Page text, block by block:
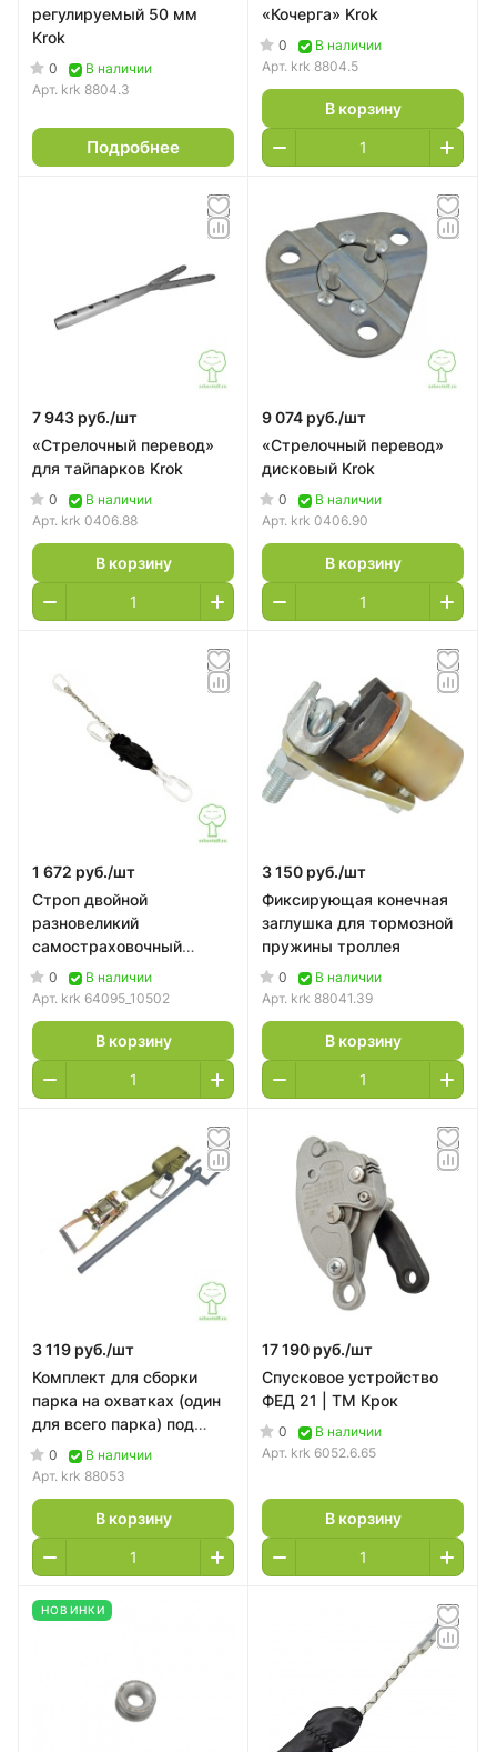
регулируемый 50 мм
Krok
0
В наличии
Арт. krk 8804.3
Подробнее
«Кочерга» Krok
0
В наличии
Арт. krk 8804.5
В корзину
7 943 руб./шт
«Стрелочный перевод»
для тайпарков Krok
0
В наличии
Арт. krk 0406.88
В корзину
9 074 руб./шт
«Стрелочный перевод»
дисковый Krok
0
В наличии
Арт. krk 0406.90
В корзину
1 672 руб./шт
Строп двойной
разновеликий
самостраховочный
верёвочный (длиной
500мм и с
многоразовым
амортизатором «Лайф-
Дубль10») Krok
0
В наличии
Арт. krk 64095_10502
В корзину
3 150 руб./шт
Фиксирующая конечная
заглушка для тормозной
пружины троллея
0
В наличии
Арт. krk 88041.39
В корзину
3 119 руб./шт
Комплект для сборки
парка на охватках (один
для всего парка) под
ленту 35 мм Krok
0
В наличии
Арт. krk 88053
В корзину
17 190 руб./шт
Спусковое устройство
ФЕД 21 | ТМ Крок
0
В наличии
Арт. krk 6052.6.65
В корзину
НОВИНКИ